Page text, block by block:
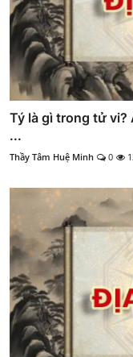
Tý là gì trong tử vi?
...
Thầy Tâm Huệ Minh 0